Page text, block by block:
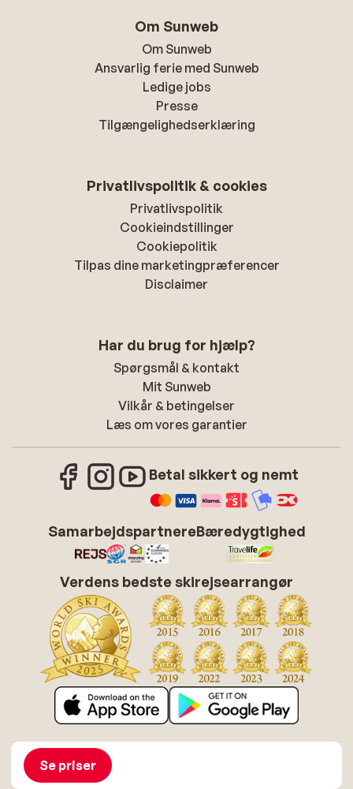
Se priser
Om Sunweb
Om Sunweb
Ansvarlig ferie med Sunweb
Ledige jobs
Presse
Tilgængelighedserklæring
Privatlivspolitik & cookies
Privatlivspolitik
Cookieindstillinger
Cookiepolitik
Tilpas dine marketingpræferencer
Disclaimer
Har du brug for hjælp?
Spørgsmål & kontakt
Mit Sunweb
Vilkår & betingelser
Læs om vores garantier
Betal sikkert og nemt
SamarbejdspartnereBæredygtighed
Verdens bedste skirejsearrangør
Om Sunweb Job hos Sunweb
Tilgængelighedserklæring